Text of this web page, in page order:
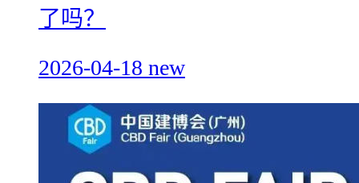
了吗？
2026-04-18 new